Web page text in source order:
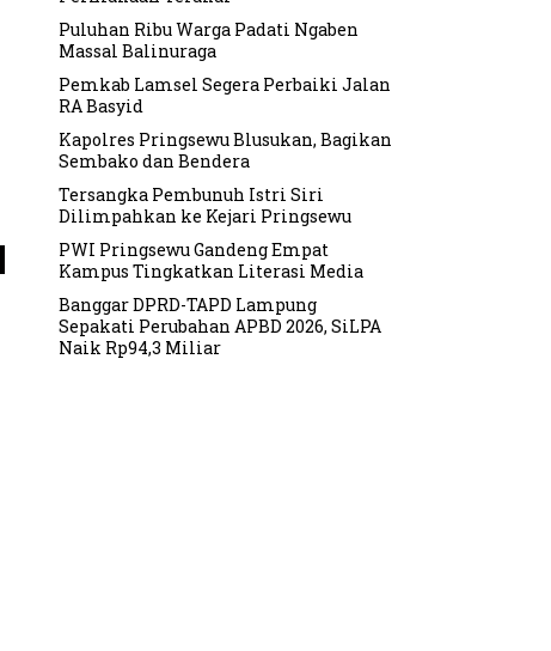
Puluhan Ribu Warga Padati Ngaben
Massal Balinuraga
Pemkab Lamsel Segera Perbaiki Jalan
RA Basyid
Kapolres Pringsewu Blusukan, Bagikan
Sembako dan Bendera
Tersangka Pembunuh Istri Siri
Dilimpahkan ke Kejari Pringsewu
PWI Pringsewu Gandeng Empat
Kampus Tingkatkan Literasi Media
Banggar DPRD-TAPD Lampung
Sepakati Perubahan APBD 2026, SiLPA
Naik Rp94,3 Miliar